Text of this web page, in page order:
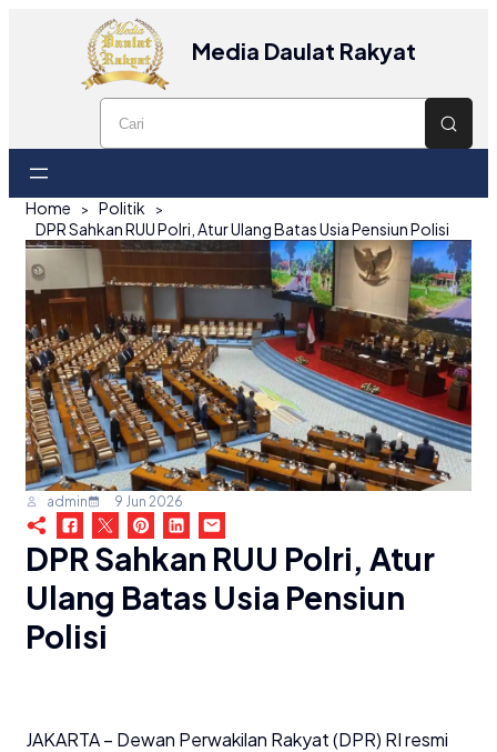
Media Daulat Rakyat
Home
Politik
DPR Sahkan RUU Polri, Atur Ulang Batas Usia Pensiun Polisi
admin 9 Jun 2026
DPR Sahkan RUU Polri, Atur
Ulang Batas Usia Pensiun
Polisi
JAKARTA – Dewan Perwakilan Rakyat (DPR) RI resmi